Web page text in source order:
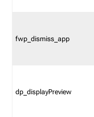
fwp_dismiss_app
dp_displayPreview